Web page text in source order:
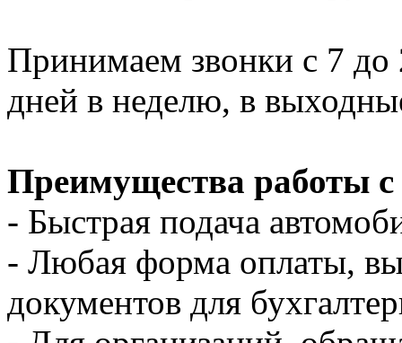
Принимаем звонки с 7 до
дней в неделю, в
Преимущества работы
- Быстрая подача
- Любая форма оплаты,
документов для